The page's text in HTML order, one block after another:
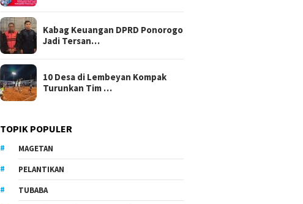
Kabag Keuangan DPRD Ponorogo
Jadi Tersan…
10 Desa di Lembeyan Kompak
Turunkan Tim …
TOPIK POPULER
MAGETAN
PELANTIKAN
TUBABA